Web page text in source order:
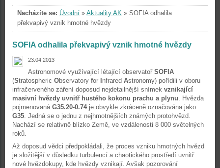
Nacházíte se: Úvodní » Aktuality AK » SOFIA odhalila
překvapivý vznik hmotné hvězdy
SOFIA odhalila překvapivý vznik hmotné hvězdy
23.04.2013
Astronomové využívající létající observatoř SOFIA
(Stratospheric Observatory for nfrared Astronomy) pořídili v oboru
infračerveného záření doposud nejdetailnější snímek vznikající
masivní hvězdy uvnitř hustého kokonu prachu a plynu. Hvězda
pojmenovaná G35.20-0.74 je obvykle zkráceně označována jako
G35. Jedná se o jednu z nejhmotnějších známých protohvězd.
Nachází se relativně blízko Země, ve vzdálenosti 8 000 světelných
roků.
Až doposud vědci předpokládali, že proces vzniku hmotných hvězd
je složitější v důsledku turbulencí a chaotického prostředí uvnitř
nové hvězdokupy, kde hvězdy vznikají. Avšak pozorování